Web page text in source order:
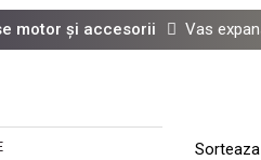
motor și accesorii Vas